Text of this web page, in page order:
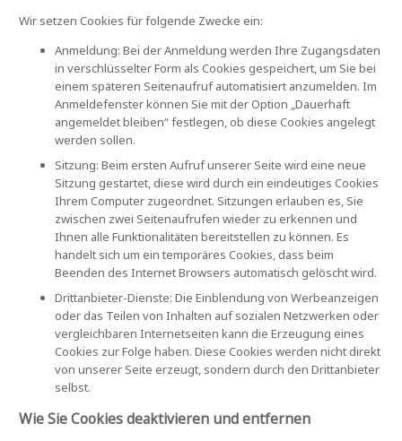
Wir setzen Cookies für folgende Zwecke ein:
Anmeldung: Bei der Anmeldung werden Ihre Zugangsdaten
in verschlüsselter Form als Cookies gespeichert, um Sie bei
einem späteren Seitenaufruf automatisiert anzumelden. Im
Anmeldefenster können Sie mit der Option „Dauerhaft
angemeldet bleiben“ festlegen, ob diese Cookies angelegt
werden sollen.
Sitzung: Beim ersten Aufruf unserer Seite wird eine neue
Sitzung gestartet, diese wird durch ein eindeutiges Cookies
Ihrem Computer zugeordnet. Sitzungen erlauben es, Sie
zwischen zwei Seitenaufrufen wieder zu erkennen und
Ihnen alle Funktionalitäten bereitstellen zu können. Es
handelt sich um ein temporäres Cookies, dass beim
Beenden des Internet Browsers automatisch gelöscht wird.
Drittanbieter-Dienste: Die Einblendung von Werbeanzeigen
oder das Teilen von Inhalten auf sozialen Netzwerken oder
vergleichbaren Internetseiten kann die Erzeugung eines
Cookies zur Folge haben. Diese Cookies werden nicht direkt
von unserer Seite erzeugt, sondern durch den Drittanbieter
selbst.
Wie Sie Cookies deaktivieren und entfernen